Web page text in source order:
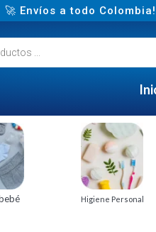
🚀 Envíos a todo
Higiene Personal